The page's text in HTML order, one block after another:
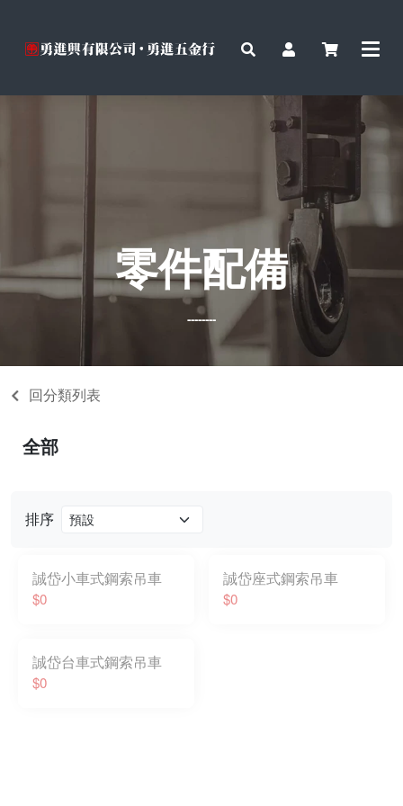
零件配備
--------
回分類列表
排序
誠岱小車式鋼索吊車
$0
誠岱座式鋼索吊車
$0
誠岱台車式鋼索吊車
$0
全部